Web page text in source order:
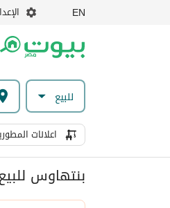
EN
للبيع
اعلانات
بنتهاوس